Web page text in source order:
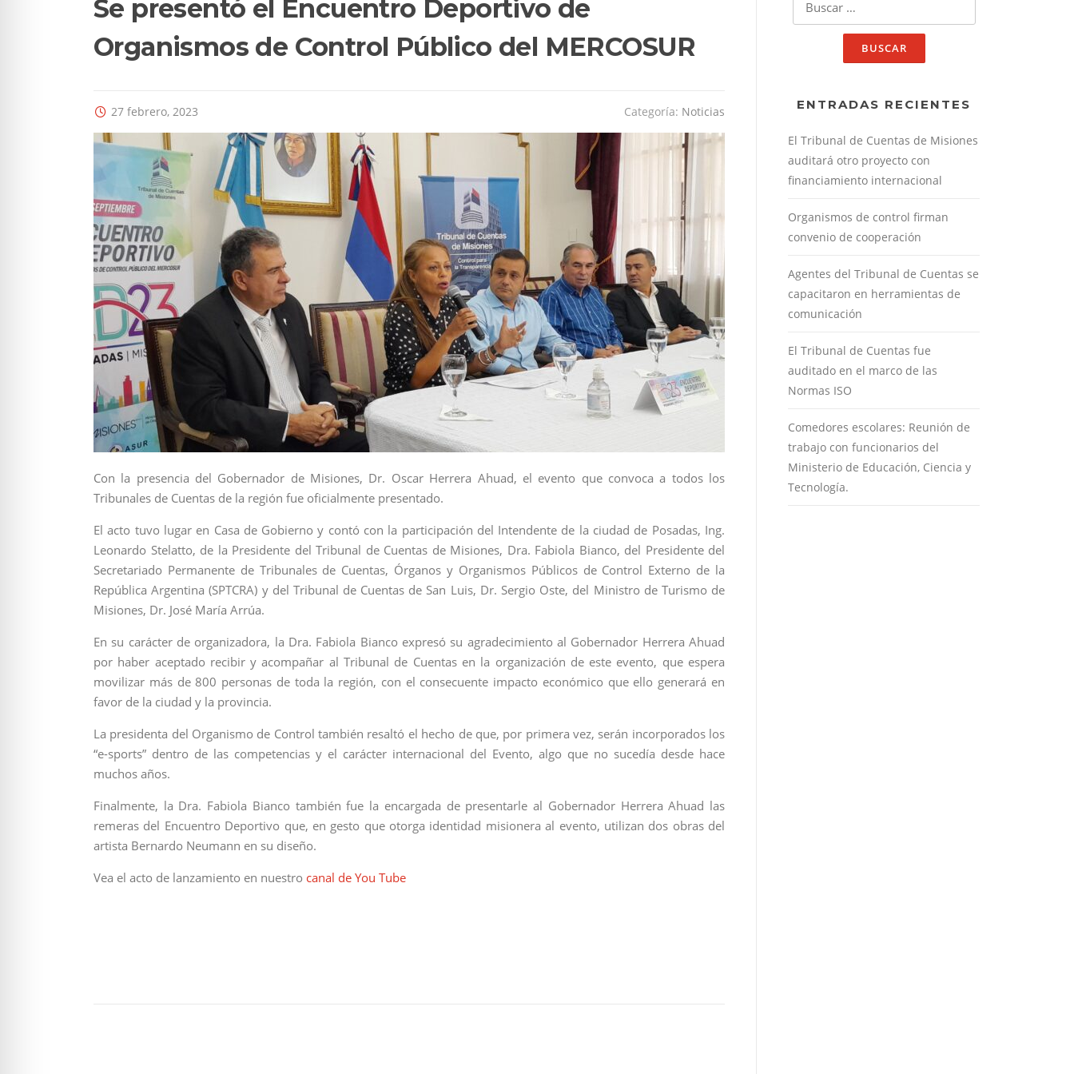
Se presentó el Encuentro Deportivo de
Organismos de Control Público del MERCOSUR
27 febrero, 2023 Categoría: Noticias
Con la presencia del Gobernador de Misiones, Dr. Oscar Herrera Ahuad, el evento que convoca a todos los
Tribunales de Cuentas de la región fue oficialmente presentado.
El acto tuvo lugar en Casa de Gobierno y contó con la participación del Intendente de la ciudad de Posadas, Ing.
Leonardo Stelatto, de la Presidente del Tribunal de Cuentas de Misiones, Dra. Fabiola Bianco, del Presidente del
Secretariado Permanente de Tribunales de Cuentas, Órganos y Organismos Públicos de Control Externo de la
República Argentina (SPTCRA) y del Tribunal de Cuentas de San Luis, Dr. Sergio Oste, del Ministro de Turismo de
Misiones, Dr. José María Arrúa.
En su carácter de organizadora, la Dra. Fabiola Bianco expresó su agradecimiento al Gobernador Herrera Ahuad
por haber aceptado recibir y acompañar al Tribunal de Cuentas en la organización de este evento, que espera
movilizar más de 800 personas de toda la región, con el consecuente impacto económico que ello generará en
favor de la ciudad y la provincia.
La presidenta del Organismo de Control también resaltó el hecho de que, por primera vez, serán incorporados los
“e-sports” dentro de las competencias y el carácter internacional del Evento, algo que no sucedía desde hace
muchos años.
Finalmente, la Dra. Fabiola Bianco también fue la encargada de presentarle al Gobernador Herrera Ahuad las
remeras del Encuentro Deportivo que, en gesto que otorga identidad misionera al evento, utilizan dos obras del
artista Bernardo Neumann en su diseño.
Vea el acto de lanzamiento en nuestro canal de You Tube
ENTRADAS RECIENTES
El Tribunal de Cuentas de Misiones
auditará otro proyecto con
financiamiento internacional
Organismos de control firman
convenio de cooperación
Agentes del Tribunal de Cuentas se
capacitaron en herramientas de
comunicación
El Tribunal de Cuentas fue
auditado en el marco de las
Normas ISO
Comedores escolares: Reunión de
trabajo con funcionarios del
Ministerio de Educación, Ciencia y
Tecnología.